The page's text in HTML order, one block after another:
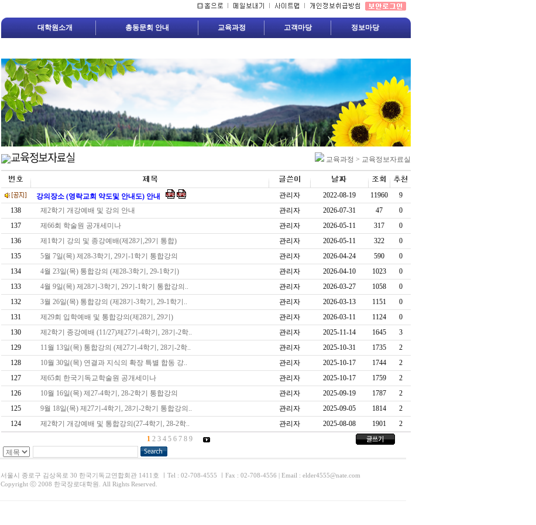
대학원소개 총동문회 안내 교육과정 고객마당 정보마당
교육과정 > 교육정보자료실
강의장소 (영락교회 약도및 안내도) 안내 관리자 2022-08-19 11960
9
138
제2학기 개강예배 및 강의 안내 관리자 2026-07-31 47
0
137
제66회 학술원 공개세미나 관리자 2026-05-11 317
0
136
제1학기 강의 및 종강예배(제28기,29기 통합) 관리자 2026-05-11 322
0
135
5월 7일(목) 제28-3학기, 29기-1학기 통합강의 관리자 2026-04-24 590
0
134
4월 23일(목) 통합강의 (제28-3학기, 29-1학기) 관리자 2026-04-10 1023
0
133
4월 9일(목) 제28기-3학기, 29기-1학기 통합강의.. 관리자 2026-03-27 1058
0
132
3월 26일(목) 통합강의 (제28기-3학기, 29-1학기.. 관리자 2026-03-13 1151
0
131
제29회 입학예배 및 통합강의(제28기, 29기) 관리자 2026-03-11 1124
0
130
제2학기 종강예배 (11/27)제27기-4학기, 28기-2학.. 관리자 2025-11-14 1645
3
129
11월 13일(목) 통합강의 (제27기-4학기, 28기-2학.. 관리자 2025-10-31 1735
2
128
10월 30일(목) 연결과 지식의 확장 특별 합동 강.. 관리자 2025-10-17 1744
2
127
제65회 한국기독교학술원 공개세미나 관리자 2025-10-17 1759
2
126
10월 16일(목) 제27-4학기, 28-2학기 통합강의 관리자 2025-09-19 1787
2
125
9월 18일(목) 제27기-4학기, 28기-2학기 통합강의.. 관리자 2025-09-05 1814
2
124
제2학기 개강예배 및 통합강의(27-4학기, 28-2학.. 관리자 2025-08-08 1901
2
1 2 3 4 5 6 7 8 9
서울시 종로구 김상옥로 30 한국기독교연합회관 1411호 ㅣTel : 02-708-4555 ㅣFax : 02-708-4556 | Email : elder4555@nate.com
Copyright ⓒ 2008 한국장로대학원. All Rights Reserved.